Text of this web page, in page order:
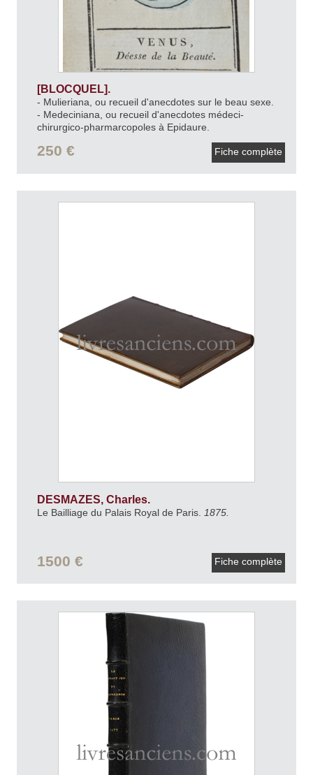
[BLOCQUEL].
- Mulieriana, ou recueil d'anecdotes sur le beau sexe.
- Medeciniana, ou recueil d'anecdotes médeci-
chirurgico-pharmarcopoles à Epidaure.
[1812].
250 € Fiche complète
DESMAZES, Charles.
Le Bailliage du Palais Royal de Paris. 1875.
1500 € Fiche complète